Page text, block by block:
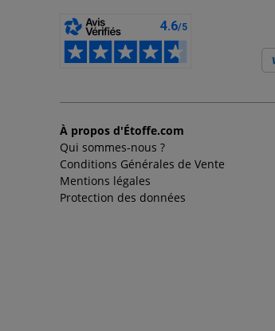
À propos d'Étoffe.com
Qui sommes-nous ?
Conditions Générales de Vente
Mentions légales
Protection des données